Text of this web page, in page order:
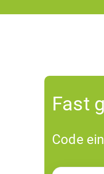
Fast
Code